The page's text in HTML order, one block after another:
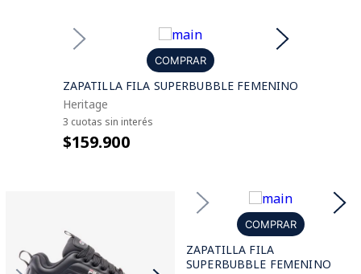
COMPRAR
ZAPATILLA FILA SUPERBUBBLE FEMENINO
Heritage
3 cuotas sin interés
$159.900
COMPRAR
ZAPATILLA FILA
SUPERBUBBLE FEMENINO